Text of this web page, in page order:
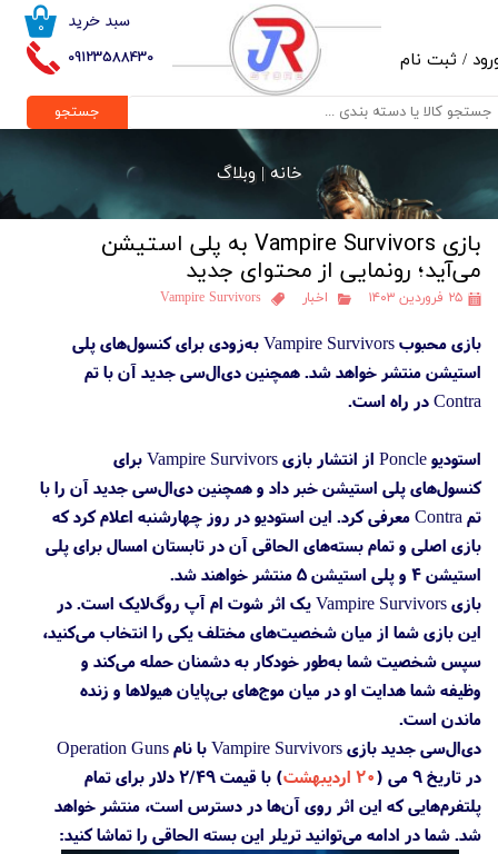
09123588430
۰ سبد خرید
/ ثبت نام
حساب کاربری من
تغییر گذر واژه
خروج از حساب کاربری
جستجو
خانه |وبلاگ
بازی Vampire Survivors به پلی استیشن
می‌آید؛ رونمایی از محتوای جدید
۲۵ فروردین ۱۴۰۳ اخبار Vampire Survivors
بازی محبوب Vampire Survivors به‌زودی برای کنسول‌های پلی‌
استیشن منتشر خواهد شد. همچنین دی‌ال‌سی جدید آن با تم
Contra در راه است.
استودیو Poncle از انتشار بازی Vampire Survivors برای
کنسول‌های پلی استیشن خبر داد و همچنین دی‌ال‌سی جدید آن را با
تم Contra معرفی کرد. این استودیو در روز چهارشنبه اعلام کرد که
بازی اصلی و تمام بسته‌های الحاقی آن در تابستان امسال برای پلی
استیشن 4 و پلی استیشن 5 منتشر خواهند شد.
بازی Vampire Survivors یک اثر شوت ام آپ روگ‌لایک است. در
این بازی شما از میان شخصیت‌های مختلف یکی را انتخاب می‌کنید،
سپس شخصیت شما ‌به‌طور خودکار به دشمنان حمله می‌کند و
وظیفه شما هدایت او در میان موج‌های بی‌پایان هیولاها و زنده
ماندن است.
دی‌ال‌سی جدید بازی Vampire Survivors با نام Operation Guns
در تاریخ ۹ می (
۲۰ اردیبهشت
) با قیمت ۲/۴۹ دلار برای تمام
پلتفرم‌هایی که این اثر روی آن‌ها در دسترس است، منتشر خواهد
شد. شما در ادامه می‌توانید تریلر این بسته الحاقی را تماشا کنید: